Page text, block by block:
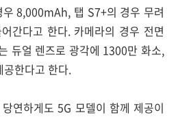
8,000mAh, 탭 S7+의 경우 무려
간다고 한다. 카메라의 경우 전면
듀얼 렌즈로 광각에 1300만 화소,
한다고 한다.
연하게도 5G 모델이 함께 제공이